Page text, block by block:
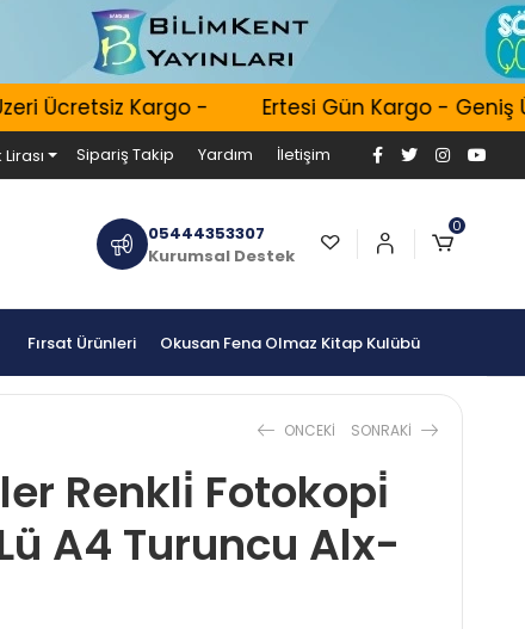
Ücretsiz Kargo - Ertesi Gün Kargo - Geniş
Sipariş Takip Yardım İletişim
05444353307
Kurumsal Destek
0
Fırsat Ürünleri Okusan Fena Olmaz Kitap Kulübü
ONCEKI SONRAKI
Renkli̇ Fotokopi̇
A4 Turuncu Alx-